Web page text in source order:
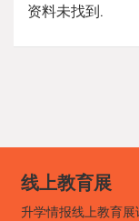
资料未找到.
线上教育展
升学情报线上教育